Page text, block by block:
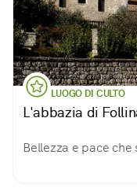
LUOGO DI CULTO
L'abbazia di
Bellezza e pace che